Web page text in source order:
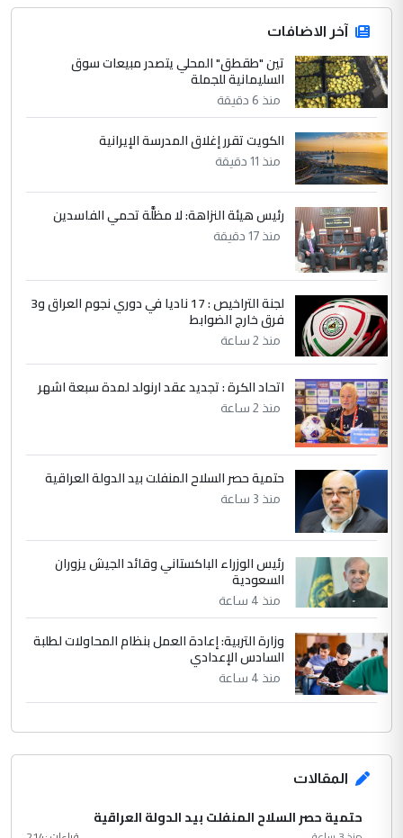
جنسية الرافد الثالث للعراق ومن اصول عريقة
ابا فرات ...
الموضوع :
الجواهري يرد على صدام حسين سل
مضجعيك يابن الزنا (نص كامل)
سردار
التعليق : واحد من عصابة علي ماما يسقط
جنسية الرافد الثالث للعراق ومن اصول عريقة
الموضوع :
الجواهري يرد على صدام حسين سل
مضجعيك يابن الزنا (نص كامل)
5 حيدر عاشور
التعليق : تحياتي لك استاذ حامدتركان. كلام
دقيق ومسؤول؛ فالاستثمار الحقيقي للإنسان
وثروات البلد يعتمد على الكفاءة ...
الموضوع :
بين الإهمال واغتصاب الأرض.. بلاد
الرافدين تعاني الجفاف والتصحر!!
آخر الاضافات
تين "طقطق" المحلي يتصدر مبيعات سوق
السليمانية للجملة
منذ 6 دقيقة
الكويت تقرر إغلاق المدرسة الإيرانية
منذ 11 دقيقة
رئيس هيئة النزاهة: لا مظلَّة تحمي الفاسدين
منذ 17 دقيقة
لجنة التراخيص : 17 ناديا في دوري نجوم العراق و3
فرق خارج الضوابط
منذ 2 ساعة
اتحاد الكرة : تجديد عقد ارنولد لمدة سبعة اشهر
منذ 2 ساعة
حتمية حصر السلاح المنفلت بيد الدولة العراقية
منذ 3 ساعة
رئيس الوزراء الباكستاني وقائد الجيش يزوران
السعودية
منذ 4 ساعة
وزارة التربية: إعادة العمل بنظام المحاولات لطلبة
السادس الإعدادي
منذ 4 ساعة
المقالات
حتمية حصر السلاح المنفلت بيد الدولة العراقية